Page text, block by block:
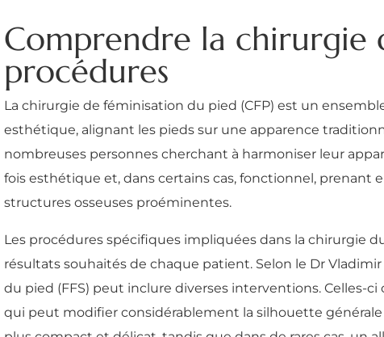
Comprendre la chirurgie
procédures
La chirurgie de féminisation du pied (CFP) est un
esthétique, alignant les pieds sur une apparence
nombreuses personnes cherchant à harmoniser leur
fois esthétique et, dans certains cas, fonctionnel, prenant
structures osseuses proéminentes.
Les procédures spécifiques impliquées dans la chirurgie
résultats souhaités de chaque patient. Selon le Dr
du pied (FFS) peut inclure diverses interventions. Celles-
qui peut modifier considérablement la silhouette